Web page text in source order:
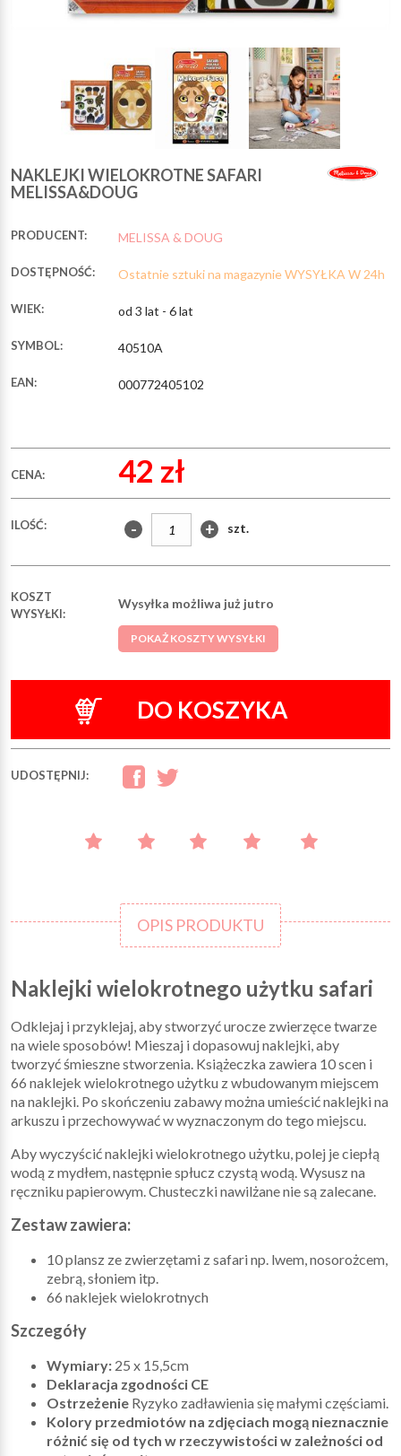
NAKLEJKI WIELOKROTNE SAFARI
MELISSA&DOUG
PRODUCENT: MELISSA & DOUG
DOSTĘPNOŚĆ: Ostatnie sztuki na magazynie WYSYŁKA W 24h
WIEK: od 3 lat - 6 lat
SYMBOL: 40510A
EAN: 000772405102
CENA: 42 zł
ILOŚĆ: - + szt.
KOSZT
WYSYŁKI:
Wysyłka możliwa już jutro
POKAŻ KOSZTY WYSYŁKI
DO KOSZYKA
UDOSTĘPNIJ:
OPIS PRODUKTU
Naklejki wielokrotnego użytku safari
Odklejaj i przyklejaj, aby stworzyć urocze zwierzęce twarze
na wiele sposobów! Mieszaj i dopasowuj naklejki, aby
tworzyć śmieszne stworzenia. Książeczka zawiera 10 scen i
66 naklejek wielokrotnego użytku z wbudowanym miejscem
na naklejki. Po skończeniu zabawy można umieścić naklejki na
arkuszu i przechowywać w wyznaczonym do tego miejscu.
Aby wyczyścić naklejki wielokrotnego użytku, polej je ciepłą
wodą z mydłem, następnie spłucz czystą wodą. Wysusz na
ręczniku papierowym. Chusteczki nawilżane nie są zalecane.
Zestaw zawiera:
10 plansz ze zwierzętami z safari np. lwem, nosorożcem,
zebrą, słoniem itp.
66 naklejek wielokrotnych
Szczegóły
Wymiary: 25 x 15,5cm
Deklaracja zgodności CE
Ostrzeżenie Ryzyko zadławienia się małymi częściami.
Kolory przedmiotów na zdjęciach mogą nieznacznie
różnić się od tych w rzeczywistości w zależności od